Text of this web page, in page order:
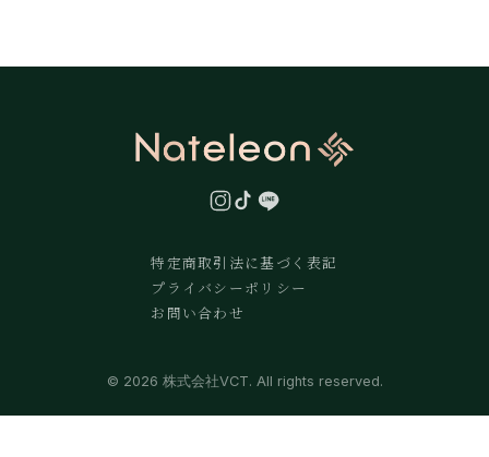
特定商取引法に基づく表記
プライバシーポリシー
お問い合わせ
© 2026 株式会社VCT. All rights reserved.